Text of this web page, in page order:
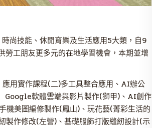
尚技能、休閒育樂及生活應用5大類，自9
工朋友更多元的在地學習機會，本期並增
用實作課程(二)多工具整合應用、AI辦公
Google軟體雲端與影片製作(獅甲)、AI創作
美圖編修製作(鳳山)、玩花藝(菁彩生活的
作修改(左營)、基礎服飾打版縫紉設計(示